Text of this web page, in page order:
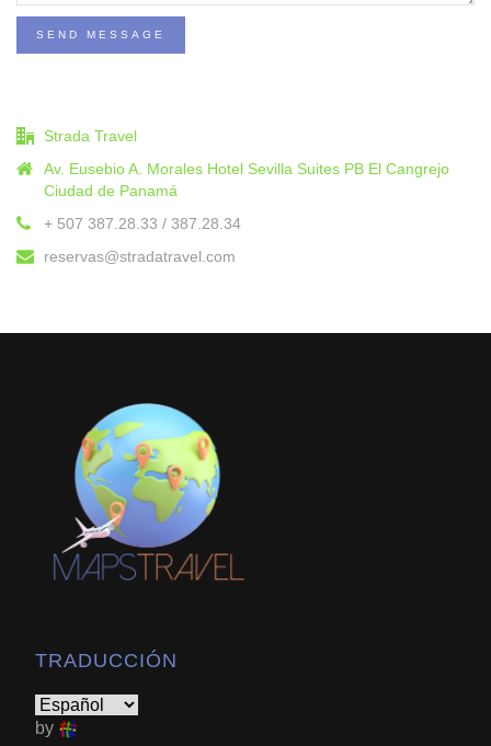
SEND MESSAGE
Strada Travel
Av. Eusebio A. Morales Hotel Sevilla Suites PB El Cangrejo
Ciudad de Panamá
+ 507 387.28.33 / 387.28.34
reservas@stradatravel.com
TRADUCCIÓN
by